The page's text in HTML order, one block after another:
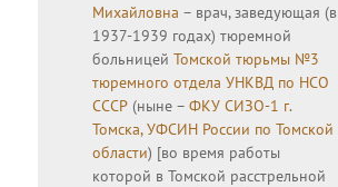
Михайловна – врач, заведующая (в
1937-1939 годах) тюремной
больницейТомской тюрьмы №3
тюремного отдела УНКВД по НСО
СССР (ныне –ФКУ СИЗО-1 г.
Томска, УФСИН России по Томской
области) [во время работы
которой в Томской расстрельной